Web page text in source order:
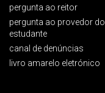
pergunta ao reitor
pergunta ao provedor do
estudante
canal de denúncias
livro amarelo eletrónico